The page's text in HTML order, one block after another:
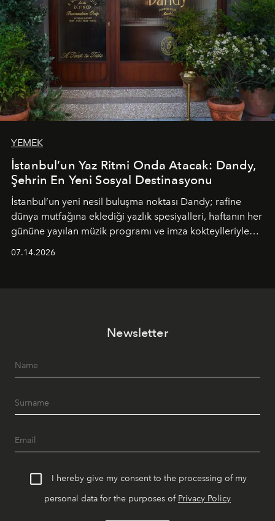
YEMEK
İstanbul’un Yaz Ritmi Onda Atacak: Dandy,
Şehrin En Yeni Sosyal Destinasyonu
İstanbul’un yeni nesil buluşma noktası Dandy; rafine
dünya mutfağına eklediği yazlık spesiyalleri, haftanın her
gününe yayılan müzik programı ve imza kokteylleriyle
07.14.2026
Newsletter
I hereby give my consent to the processing of my
personal data for the purposes of Privacy Policy